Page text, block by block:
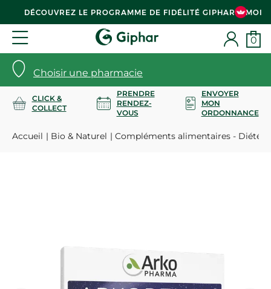
DÉCOUVREZ LE PROGRAMME DE FIDÉLITÉ GIPHAR & MOI
Choisir une pharmacie
0
CLICK &
COLLECT
PRENDRE
RENDEZ-
VOUS
ENVOYER
MON
ORDONNANCE
Accueil Bio & Naturel Compléments alimentaires -